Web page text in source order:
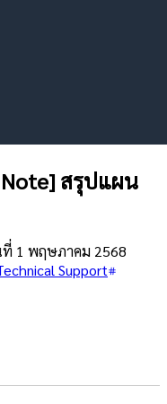
Note] สรุปแผน
ที่ 1 พฤษภาคม 2568
Support